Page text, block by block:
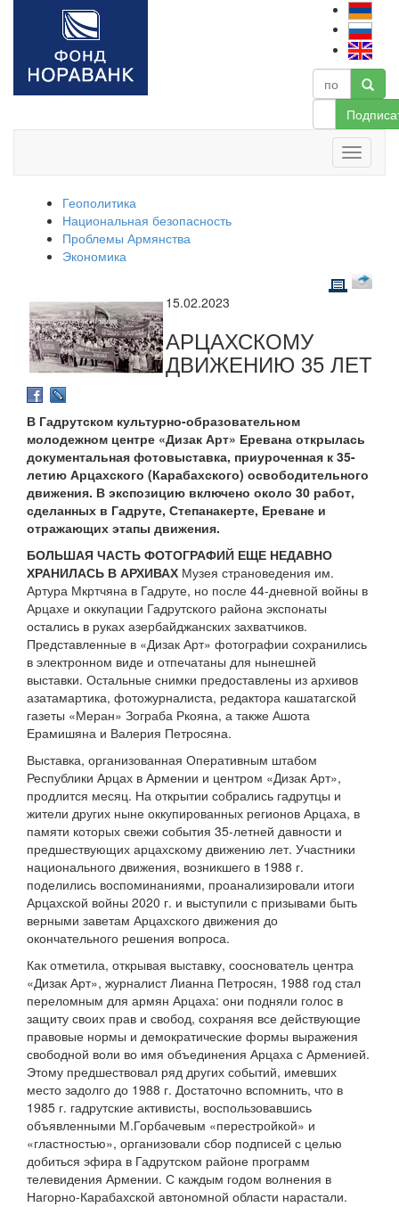
Геополитика
Национальная безопасность
Проблемы Армянства
Экономика
15.02.2023
АРЦАХСКОМУ
ДВИЖЕНИЮ 35 ЛЕТ
В Гадрутском культурно-образовательном
молодежном центре «Дизак Арт» Еревана открылась
документальная фотовыставка, приуроченная к 35-
летию Арцахского (Карабахского) освободительного
движения. В экспозицию включено около 30 работ,
сделанных в Гадруте, Степанакерте, Ереване и
отражающих этапы движения.
БОЛЬШАЯ ЧАСТЬ ФОТОГРАФИЙ ЕЩЕ НЕДАВНО
ХРАНИЛАСЬ В АРХИВАХ Музея страноведения им.
Артура Мкртчяна в Гадруте, но после 44-дневной войны в
Арцахе и оккупации Гадрутского района экспонаты
остались в руках азербайджанских захватчиков.
Представленные в «Дизак Арт» фотографии сохранились
в электронном виде и отпечатаны для нынешней
выставки. Остальные снимки предоставлены из архивов
азатамартика, фотожурналиста, редактора кашатагской
газеты «Меран» Зограба Ркояна, а также Ашота
Ерамишяна и Валерия Петросяна.
Выставка, организованная Оперативным штабом
Республики Арцах в Армении и центром «Дизак Арт»,
продлится месяц. На открытии собрались гадрутцы и
жители других ныне оккупированных регионов Арцаха, в
памяти которых свежи события 35-летней давности и
предшествующих арцахскому движению лет. Участники
национального движения, возникшего в 1988 г.
поделились воспоминаниями, проанализировали итоги
Арцахской войны 2020 г. и выступили с призывами быть
верными заветам Арцахского движения до
окончательного решения вопроса.
Как отметила, открывая выставку, сооснователь центра
«Дизак Арт», журналист Лианна Петросян, 1988 год стал
переломным для армян Арцаха: они подняли голос в
защиту своих прав и свобод, сохраняя все действующие
правовые нормы и демократические формы выражения
свободной воли во имя объединения Арцаха с Арменией.
Этому предшествовал ряд других событий, имевших
место задолго до 1988 г. Достаточно вспомнить, что в
1985 г. гадрутские активисты, воспользовавшись
объявленными М.Горбачевым «перестройкой» и
«гластностью», организовали сбор подписей с целью
добиться эфира в Гадрутском районе программ
телевидения Армении. С каждым годом волнения в
Нагорно-Карабахской автономной области нарастали.